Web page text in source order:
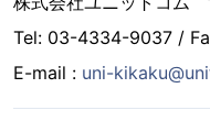
Tel: 03-4334-9037 /
E-mail : uni-